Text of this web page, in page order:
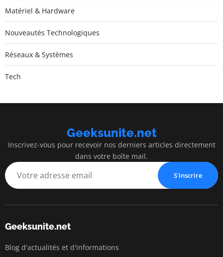
Matériel & Hardware
Nouveautés Technologiques
Réseaux & Systèmes
Tech
Geeksunite.net
Inscrivez-vous pour recevoir nos derniers articles directement
dans votre boîte mail.
S'inscrire
Geeksunite.net
Blog d'actualités et d'informations